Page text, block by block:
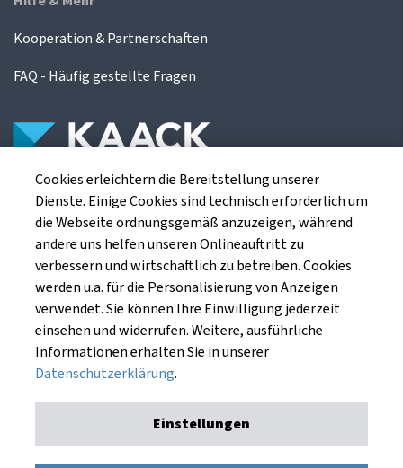
Kooperation & Partnerschaften
FAQ - Häufig gestellte Fragen
Die Kaack Terminhandel GmbH ist ein
Finanzdienstleistungsinstitut für die europäischen
Agrarterminbörsen.
Kaack Terminhandel GmbH
Am Markt 8
49661 Cloppenburg
Datenschutzerklärung
Cookies erleichtern die Bereitstellung unserer
Dienste. Einige Cookies sind technisch erforderlich um
die Webseite ordnungsgemäß anzuzeigen, während
andere uns helfen unseren Onlineauftritt zu
verbessern und wirtschaftlich zu betreiben. Cookies
werden u.a. für die Personalisierung von Anzeigen
verwendet. Sie können Ihre Einwilligung jederzeit
einsehen und widerrufen. Weitere, ausführliche
Informationen erhalten Sie in unserer
Datenschutzerklärung.
Einstellungen